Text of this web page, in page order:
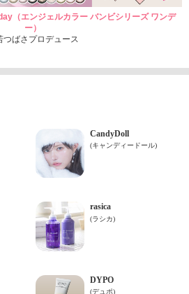
（エンジェルカラー バンビシリーズ ワンデ
ー）
つばさプロデュース